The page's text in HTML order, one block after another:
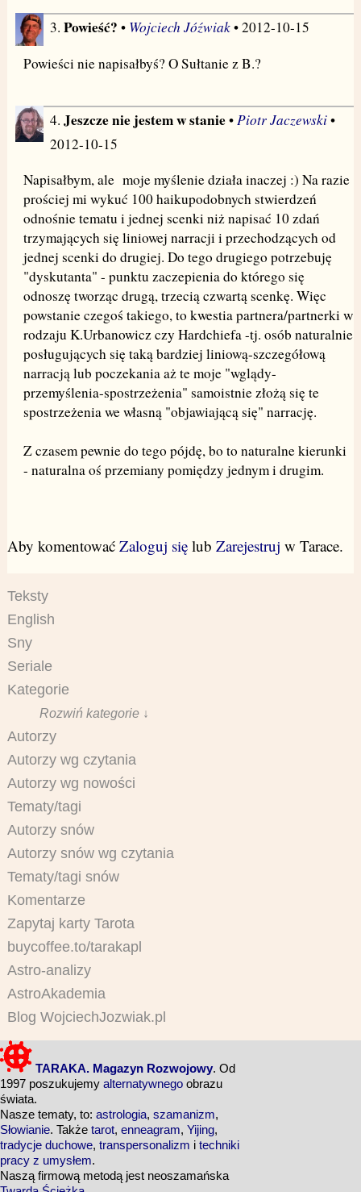
3. Powieść? • Wojciech Jóźwiak• 2012-10-15
Powieści nie napisałbyś? O Sułtanie z B.?
4. Jeszcze nie jestem w stanie• Piotr Jaczewski•
2012-10-15
Napisałbym, ale moje myślenie działa inaczej :) Na razie
prościej mi wykuć 100 haikupodobnych stwierdzeń
odnośnie tematu i jednej scenki niż napisać 10 zdań
trzymających się liniowej narracji i przechodzących od
jednej scenki do drugiej. Do tego drugiego potrzebuję
"dyskutanta" - punktu zaczepienia do którego się
odnoszę tworząc drugą, trzecią czwartą scenkę. Więc
powstanie czegoś takiego, to kwestia partnera/partnerki w
rodzaju K.Urbanowicz czy Hardchiefa -tj. osób naturalnie
posługujących się taką bardziej liniową-szczegółową
narracją lub poczekania aż te moje "wglądy-
przemyślenia-spostrzeżenia" samoistnie złożą się te
spostrzeżenia we własną "objawiającą się" narrację.
Z czasem pewnie do tego pójdę, bo to naturalne kierunki
- naturalna oś przemiany pomiędzy jednym i drugim.
Aby komentować Zaloguj sięlub Zarejestruj w Tarace.
Teksty
English
Sny
Seriale
Kategorie
Rozwiń kategorie ↓
Autorzy
Autorzy wg czytania
Autorzy wg nowości
Tematy/tagi
Autorzy snów
Autorzy snów wg czytania
Tematy/tagi snów
Komentarze
Zapytaj karty Tarota
buycoffee.to/tarakapl
Astro-analizy
AstroAkademia
Blog WojciechJozwiak.pl
TARAKA. Magazyn Rozwojowy. Od
1997 poszukujemy alternatywnego obrazu
świata.
Nasze tematy, to: astrologia, szamanizm,
Słowianie. Także tarot, enneagram, Yijing,
tradycje duchowe, transpersonalizm i techniki
pracy z umysłem.
Naszą firmową metodą jest neoszamańska